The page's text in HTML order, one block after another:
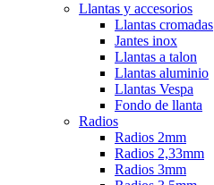
Llantas y accesorios
Llantas cromadas
Jantes inox
Llantas a talon
Llantas aluminio
Llantas Vespa
Fondo de llanta
Radios
Radios 2mm
Radios 2,33mm
Radios 3mm